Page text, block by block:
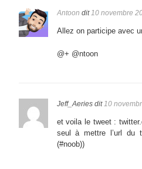
Antoon dit 10 novembre
Allez on participe avec
@+ @ntoon
Jeff_Aeries dit 10
et voila le tweet :
seul à mettre l’url du
(#noob))